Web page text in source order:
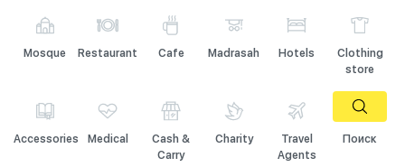
Mosque Restaurant Cafe Madrasah Hotels
Clothing
store
Accessories Medical
Cash &
Carry
Charity
Travel
Agents
Поиск